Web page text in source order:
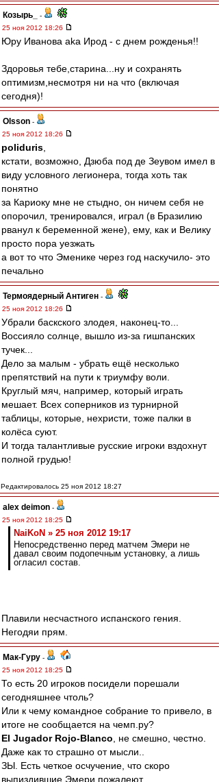
Козырь_
-
25 ноя 2012 18:26
Юру Иванова aka Ирод - с днем рожденья!!
Здоровья тебе,старина...ну и сохранять
оптимизм,несмотря ни на что (включая
сегодня)!
Olsson -
25 ноя 2012 18:26
poliduris
кстати, возможно, Дзюба под де Зеувом имел в
виду условного легионера, тогда хоть так
понятно
за Кариоку мне не стыдно, он ничем себя не
опорочил, тренировался, играл (в Бразилию
рванул к беременной жене), ему, как и Велику
просто пора уезжать
а вот то что Эменике через год наскучило- это
печально
Термоядерный Антиген -
25 ноя 2012 18:26
Убрали баскского злодея, наконец-то...
Воссияло солнце, вышло из-за гишпанских
тучек...
Дело за малым - убрать ещё несколько
препятствий на пути к триумфу воли.
Круглый мяч, например, который играть
мешает. Всех соперников из турнирной
таблицы, которые, нехристи, тоже палки в
колёса суют.
И тогда талантливые русские игроки вздохнут
полной грудью!
Редактировалось 25 ноя 2012 18:27
alex deimon -
25 ноя 2012 18:25
NaiKoN » 25 ноя 2012 19:17
Непосредственно перед матчем Эмери не
давал своим подопечным установку, а лишь
огласил состав.
Плавили несчастного испанского гения.
Негодяи прям.
Мак-Гуру -
25 ноя 2012 18:25
То есть 20 игроков посидели порешали
сегодняшнее чтоль?
Или к чему командное собрание то привело, в
итоге не сообщается на чемп.ру?
El Jugador Rojo-Blanco , не смешно, честно.
Даже как то страшно от мысли..
ЗЫ. Есть четкое осчучение, что скоро
выпиздившие Эмери пожалеют..